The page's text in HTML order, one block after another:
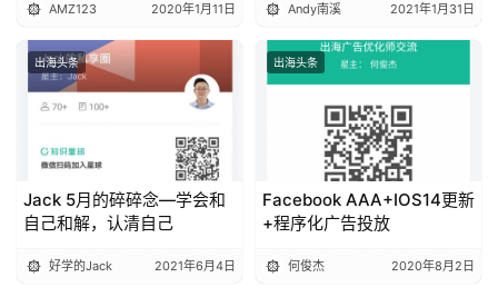
AMZ123 2020年1月11日 Andy南溪 2021年1月31日
出海头条
Jack 5月的碎碎念—学会和
自己和解，认清自己
好学的Jack 2021年6月4日
出海头条
Facebook AAA+IOS14更新
+程序化广告投放
何俊杰 2020年8月2日